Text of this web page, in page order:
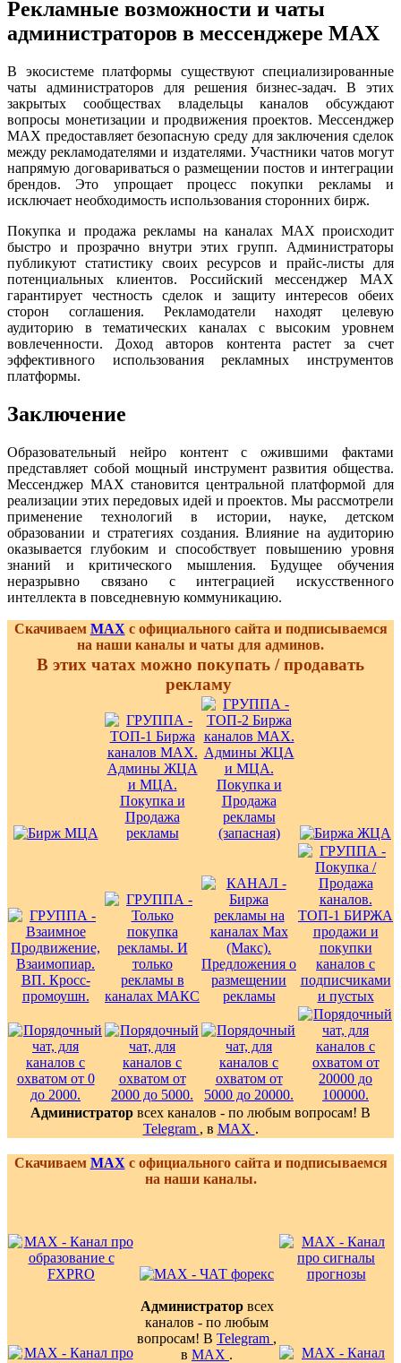
Рекламные возможности и чаты
администраторов в мессенджере MAX
В экосистеме платформы существуют специализированные
чаты администраторов для решения бизнес-задач. В этих
закрытых сообществах владельцы каналов обсуждают
вопросы монетизации и продвижения проектов. Мессенджер
MAX предоставляет безопасную среду для заключения сделок
между рекламодателями и издателями. Участники чатов могут
напрямую договариваться о размещении постов и интеграции
брендов. Это упрощает процесс покупки рекламы и
исключает необходимость использования сторонних бирж.
Покупка и продажа рекламы на каналах MAX происходит
быстро и прозрачно внутри этих групп. Администраторы
публикуют статистику своих ресурсов и прайс-листы для
потенциальных клиентов. Российский мессенджер MAX
гарантирует честность сделок и защиту интересов обеих
сторон соглашения. Рекламодатели находят целевую
аудиторию в тематических каналах с высоким уровнем
вовлеченности. Доход авторов контента растет за счет
эффективного использования рекламных инструментов
платформы.
Заключение
Образовательный нейро контент с ожившими фактами
представляет собой мощный инструмент развития общества.
Мессенджер MAX становится центральной платформой для
реализации этих передовых идей и проектов. Мы рассмотрели
применение технологий в истории, науке, детском
образовании и стратегиях создания. Влияние на аудиторию
оказывается глубоким и способствует повышению уровня
знаний и критического мышления. Будущее обучения
неразрывно связано с интеграцией искусственного
интеллекта в повседневную коммуникацию.
Скачиваем MAX с официального сайта и подписываемся
на наши каналы и чаты для админов.
В этих чатах можно покупать / продавать
рекламу
Администратор всех каналов - по любым вопросам! В
Telegram , в MAX .
Скачиваем MAX с официального сайта и подписываемся
на наши каналы.
Администраторвсех
каналов - по любым
вопросам! В Telegram ,
в MAX .